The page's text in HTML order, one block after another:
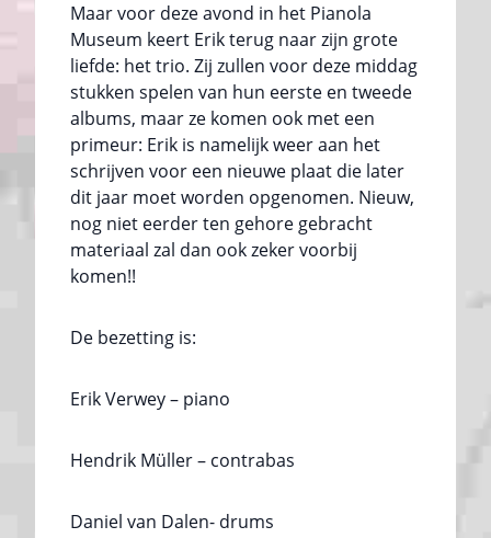
Maar voor deze avond in het Pianola
Museum keert Erik terug naar zijn grote
liefde: het trio. Zij zullen voor deze middag
stukken spelen van hun eerste en tweede
albums, maar ze komen ook met een
primeur: Erik is namelijk weer aan het
schrijven voor een nieuwe plaat die later
dit jaar moet worden opgenomen. Nieuw,
nog niet eerder ten gehore gebracht
materiaal zal dan ook zeker voorbij
komen!!
De bezetting is:
Erik Verwey – piano
Hendrik Müller – contrabas
Daniel van Dalen- drums